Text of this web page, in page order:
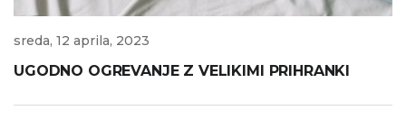
sreda, 12 aprila, 2023
UGODNO OGREVANJE Z VELIKIMI PRIHRANKI